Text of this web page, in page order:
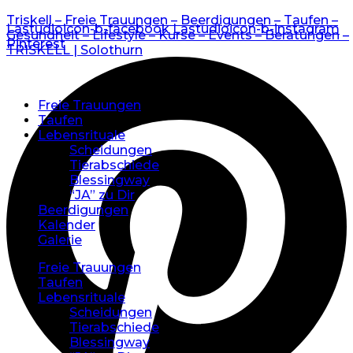
Triskell – Freie Trauungen – Beerdigungen – Taufen –
Gesundheit – Lifestyle – Kurse – Events – Beratungen –
TRISKELL | Solothurn
Freie Trauungen
Taufen
Lebensrituale
Scheidungen
Tierabschiede
Blessingway
“JA” zu Dir
Beerdigungen
Kalender
Galerie
Freie Trauungen
Taufen
Lebensrituale
Scheidungen
Tierabschiede
Blessingway
Lastudioicon-b-facebook Lastudioicon-b-instagram
Pinterest